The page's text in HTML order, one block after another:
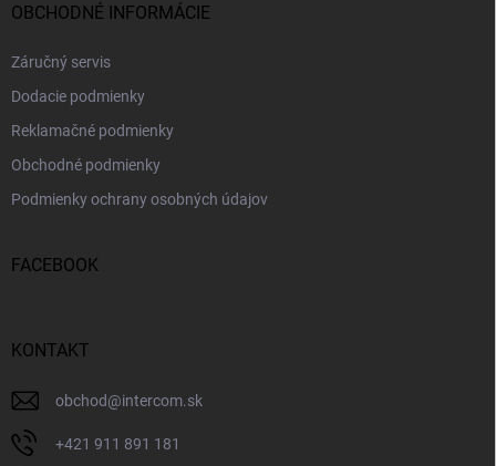
OBCHODNÉ INFORMÁCIE
Záručný servis
Dodacie podmienky
Reklamačné podmienky
Obchodné podmienky
Podmienky ochrany osobných údajov
FACEBOOK
KONTAKT
obchod@intercom.sk
+421 911 891 181